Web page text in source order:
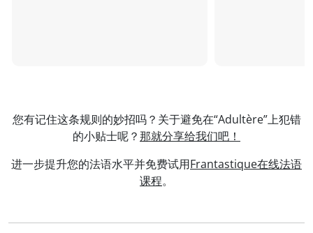
您有记住这条规则的妙招吗？关于避免在“Adultère”上犯错
的小贴士呢？那就分享给我们吧！
进一步提升您的法语水平并免费试用Frantastique在线法语
课程。